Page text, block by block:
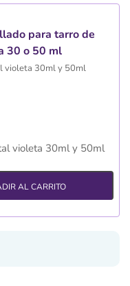
para tarro de
30 o 50 ml
violeta 30ml y 50ml
violeta 30ml y 50ml
AL CARRITO